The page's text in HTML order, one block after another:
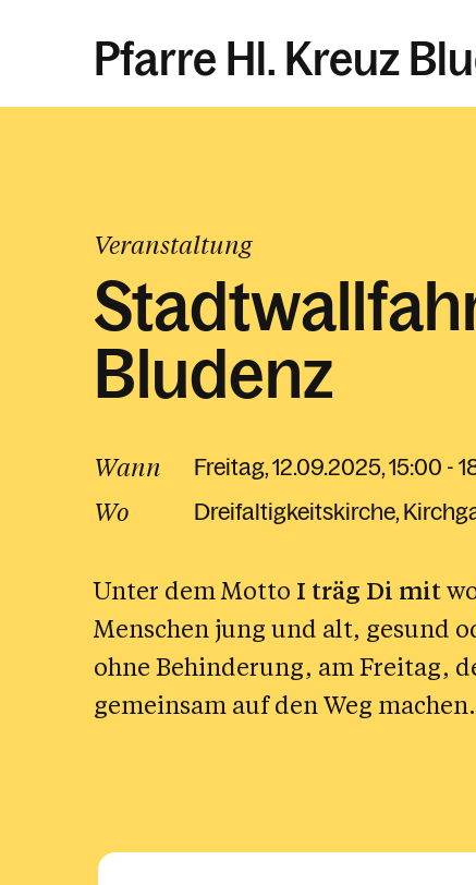
Pfarre Hl. Kreuz
Veranstaltung
Bludenz
Wann Freitag, 12.09.2025, 15:00 -
Wo Dreifaltigkeitskirche
Unter dem Motto I träg Di mit
Menschen jung und alt, gesund
ohne Behinderung, am Freitag,
gemeinsam auf den Weg machen.